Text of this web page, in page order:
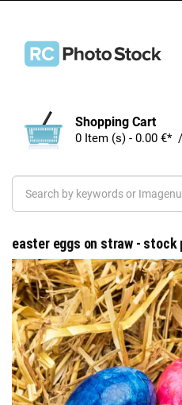
Shopping Cart
0 Item
easter eggs on straw -